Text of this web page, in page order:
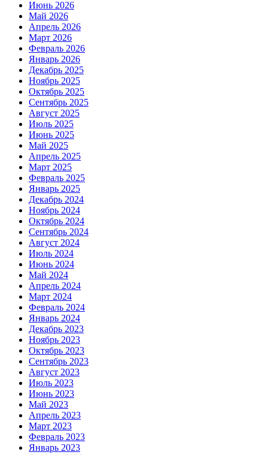
Июнь 2026
Май 2026
Апрель 2026
Март 2026
Февраль 2026
Январь 2026
Декабрь 2025
Ноябрь 2025
Октябрь 2025
Сентябрь 2025
Август 2025
Июль 2025
Июнь 2025
Май 2025
Апрель 2025
Март 2025
Февраль 2025
Январь 2025
Декабрь 2024
Ноябрь 2024
Октябрь 2024
Сентябрь 2024
Август 2024
Июль 2024
Июнь 2024
Май 2024
Апрель 2024
Март 2024
Февраль 2024
Январь 2024
Декабрь 2023
Ноябрь 2023
Октябрь 2023
Сентябрь 2023
Август 2023
Июль 2023
Июнь 2023
Май 2023
Апрель 2023
Март 2023
Февраль 2023
Январь 2023